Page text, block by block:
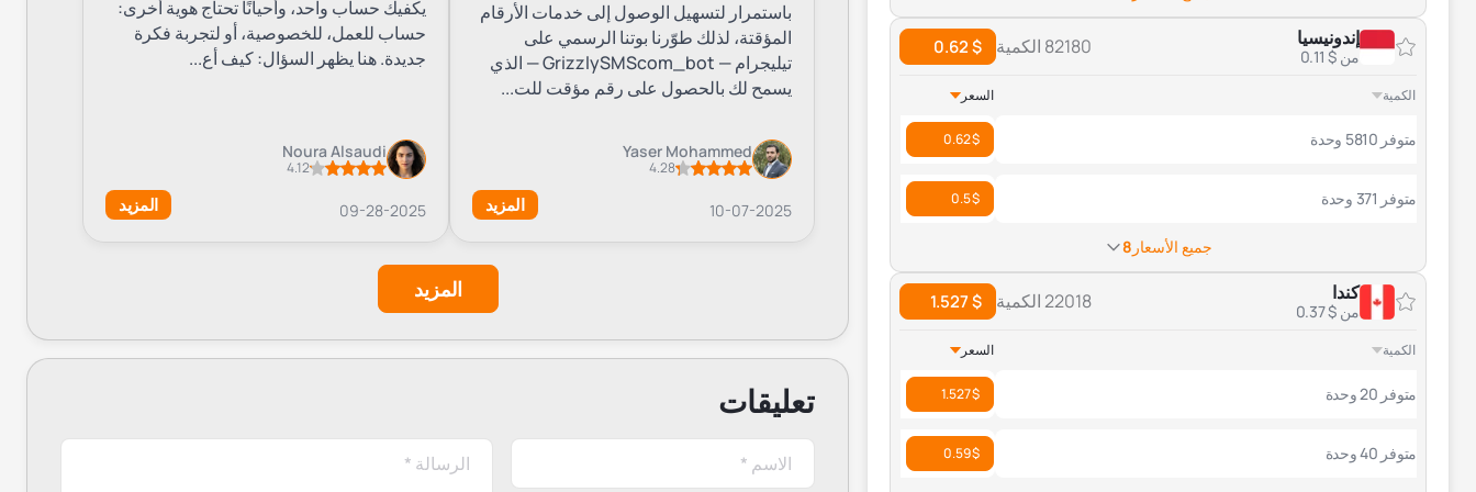
إندونيسيا
من $ 0.11 82180 الكمية $ 0.62
الكمية السعر
متوفر 5810 وحدة $ 0.62
متوفر 371 وحدة $ 0.5
جميع الأسعار 8
كندا
من $ 0.37 22018 الكمية $ 1.527
الكمية السعر
متوفر 20 وحدة $ 1.527
متوفر 40 وحدة $ 0.59
يستفيد من خدمة Grizzly SMS كل من:
العاملين في التسويق الإلكتروني لتسجيل حسابات متعددة.
المطورين الذين يختبرون خدمات تحقق الرسائل.
مهمل أرقام أو خدمات مثل
لماذا Grizzly SMS هو الأفضل؟
شغالة دائمًا:
باستمرار لتسهيل الوصول إلى خدمات الأرقام
المؤقتة، لذلك طوّرنا بوتنا الرسمي على
تيليجرام — GrizzlySMScom_bot — الذي
يسمح لك بالحصول على رقم مؤقت للت...
Yaser Mohammed
4.28
10-07-2025 المزيد
يكفيك حساب واحد، وأحيانًا تحتاج هوية أخرى:
حساب للعمل، للخصوصية، أو لتجربة فكرة
جديدة. هنا يظهر السؤال: كيف أع...
Noura Alsaudi
4.12
09-28-2025 المزيد
المزيد
تعليقات